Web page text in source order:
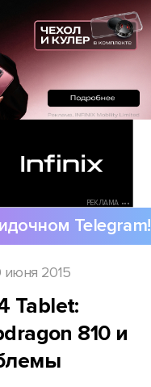
РЕКЛАМА •••
Telegram!
июня 2015
Tablet:
810 и